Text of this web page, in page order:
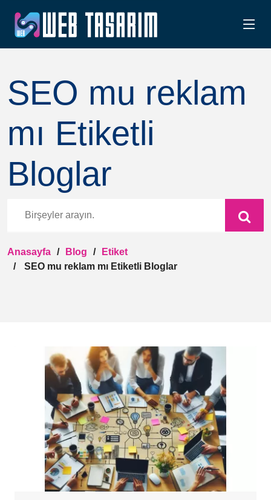
SEO mu reklam
mı Etiketli
Bloglar
Anasayfa Blog
Etiket
SEO mu reklam mı Etiketli Bloglar